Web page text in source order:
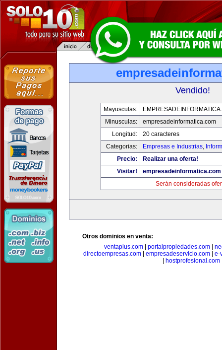
Vendido!
Mayusculas:
Minusculas:
empresadeinformatica.com
Longitud:
20 caracteres
Categorias:
Empresas e Industrias,
Precio:
Realizar una oferta!
Visitar!
empresadeinformatica.com
Serán consideradas
Otros dominios en venta:
ventaplus.com
portalpropiedades.com
directoempresas.com
empresadeservicio.com
e-
hostprofesional.com